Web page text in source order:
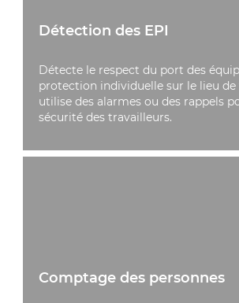
Détection des EPI
Détecte le respect du port des
protection individuelle sur le lieu
utilise des alarmes ou des rappels
sécurité des travailleurs.
Comptage des personnes